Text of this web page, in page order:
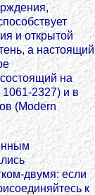
и открытой
а настоящий
на
2327) и в
(Modern
двумя: если
к